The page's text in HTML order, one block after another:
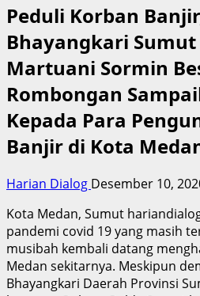
Peduli Korban
Bhayangkari Sumut
Martuani Sormin
Rombongan
Kepada Para
Banjir di Kota
Harian Dialog Desember 10,
Kota Medan, Sumut
pandemi covid 19 yang masih
musibah kembali datang
Medan sekitarnya. Meskipun
Bhayangkari Daerah Provinsi